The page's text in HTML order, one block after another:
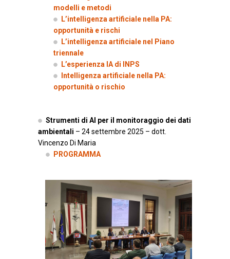
modelli e metodi
L’intelligenza artificiale nella PA:
opportunità e rischi
L’intelligenza artificiale nel Piano
triennale
L’esperienza IA di INPS
Intelligenza artificiale nella PA:
opportunità o rischio
Strumenti di AI per il monitoraggio dei dati
ambientali – 24 settembre 2025 – dott.
Vincenzo Di Maria
PROGRAMMA